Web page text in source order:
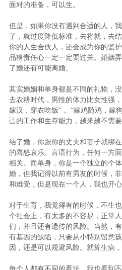
面对的准备，可以生。
但是，如果你没有遇到合适的人，
了，就过度降低标准，去将就，去
你的人生合伙人，还会成为你的监
品格责任心一定一定要过关。婚姻
了婚还有可能离婚。
其实婚姻和单身都是不同的礼物，
去农耕时代，男性的体力比女性强
嫁汉，穿衣吃饭”， “嫁鸡随鸡，嫁
己的工作和生存能力，越来越不需要
结了婚，你跟你的丈夫和妻子就绑
的喜怒哀乐、 言语行为，任何一方
相关。而单身，你是一个独立的个
婚，但我记得以前有男友的时候，
和难受，但是现在一个人，我也开心
对于生育，我觉得有的时候，不生
个社会上，有太多的不容易，正常
们，并且还有遗传的风险。当然，
有基因的缺陷，只要从小特别留意
因，还是可以规避风险。就算生病